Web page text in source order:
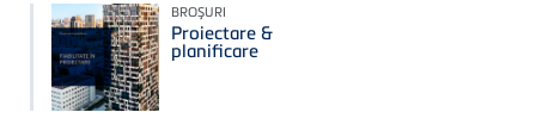
BROŞURI
Proiectare &
planificare